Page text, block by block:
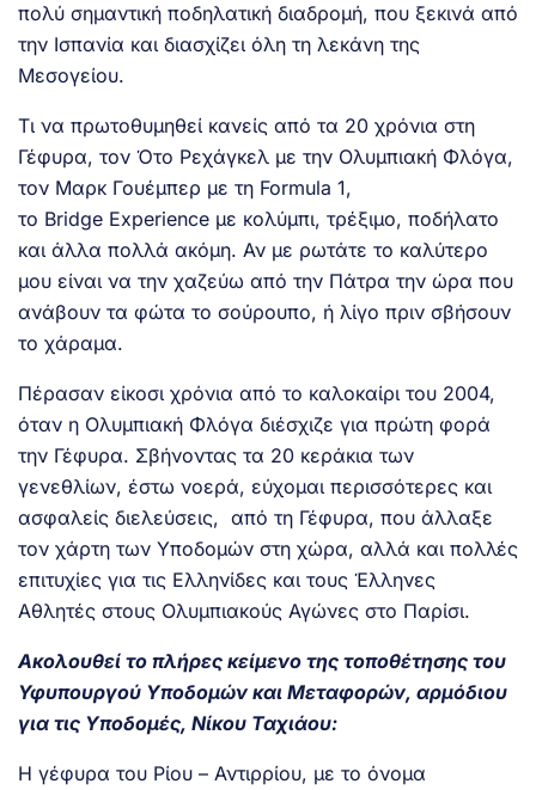
πολύ σημαντική ποδηλατική διαδρομή, που ξεκινά από
την Ισπανία και διασχίζει όλη τη λεκάνη της
Μεσογείου.
Τι να πρωτοθυμηθεί κανείς από τα 20 χρόνια στη
Γέφυρα, τον Ότο Ρεχάγκελ με την Ολυμπιακή Φλόγα,
τον Μαρκ Γουέμπερ με τη Formula 1,
το Bridge Experience με κολύμπι, τρέξιμο, ποδήλατο
και άλλα πολλά ακόμη. Αν με ρωτάτε το καλύτερο
μου είναι να την χαζεύω από την Πάτρα την ώρα που
ανάβουν τα φώτα το σούρουπο, ή λίγο πριν σβήσουν
το χάραμα.
Πέρασαν είκοσι χρόνια από το καλοκαίρι του 2004,
όταν η Ολυμπιακή Φλόγα διέσχιζε για πρώτη φορά
την Γέφυρα. Σβήνοντας τα 20 κεράκια των
γενεθλίων, έστω νοερά, εύχομαι περισσότερες και
ασφαλείς διελεύσεις, από τη Γέφυρα, που άλλαξε
τον χάρτη των Υποδομών στη χώρα, αλλά και πολλές
επιτυχίες για τις Ελληνίδες και τους Έλληνες
Αθλητές στους Ολυμπιακούς Αγώνες στο Παρίσι.
Ακολουθεί το πλήρες κείμενο της τοποθέτησης του
Υφυπουργού Υποδομών και Μεταφορών, αρμόδιου
για τις Υποδομές, Νίκου Ταχιάου:
Η γέφυρα του Ρίου – Αντιρρίου, με το όνομα